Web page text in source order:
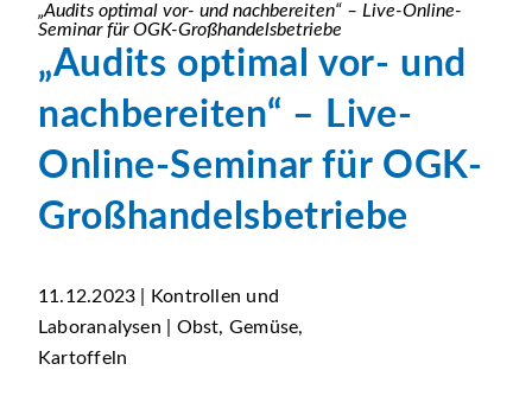
„Audits optimal vor- und nachbereiten“ – Live-Online-
Seminar für OGK-Großhandelsbetriebe
„Audits optimal vor- und
nachbereiten“ – Live-
Online-Seminar für OGK-
Großhandelsbetriebe
11.12.2023 | Kontrollen und
Laboranalysen | Obst, Gemüse,
Kartoffeln